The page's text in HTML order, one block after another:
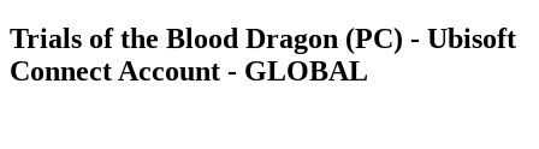
Trials of the Blood Dragon (PC) - Ubisoft
Connect Account - GLOBAL